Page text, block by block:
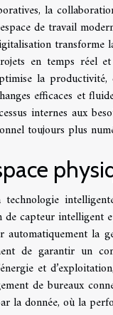
la
de travail
en temps réel
la
efficaces et
internes aux
toujours plus
de capteur
automatiquement la
de garantir un
et
de bureaux
la donnée, où la